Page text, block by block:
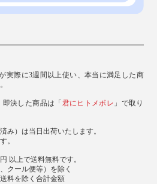
実際に3週間以上使い、本当に満足した商
決した商品は「 君にヒトメボレ 」で取り
み）は当日出荷いたします。
。
以上で送料無料です。
クール便等）を除く
料を除く合計金額